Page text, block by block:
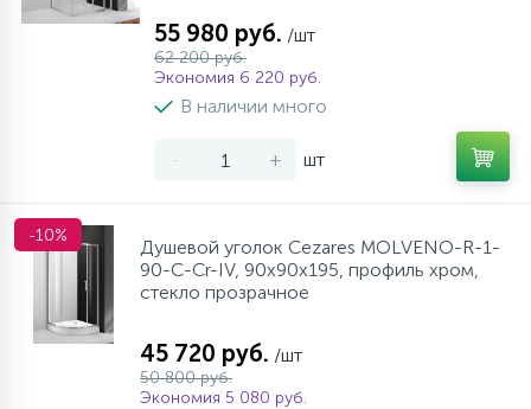
55 980 руб. /шт
62 200 руб.
Экономия 6 220 руб.
В наличии много
- + шт
-10%
Душевой уголок Cezares MOLVENO-R-1-
90-C-Cr-IV, 90х90х195, профиль хром,
стекло прозрачное
45 720 руб. /шт
50 800 руб.
Экономия 5 080 руб.